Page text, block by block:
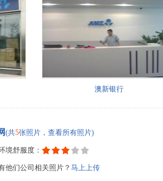
澳新银行
(共5张照片，查看所有照片)
境舒服度：
他们公司相关照片？ 马上上传